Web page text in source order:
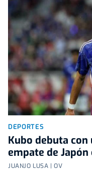
DEPORTES
Kubo debuta con
empate de
JUANJO LUSA | OV